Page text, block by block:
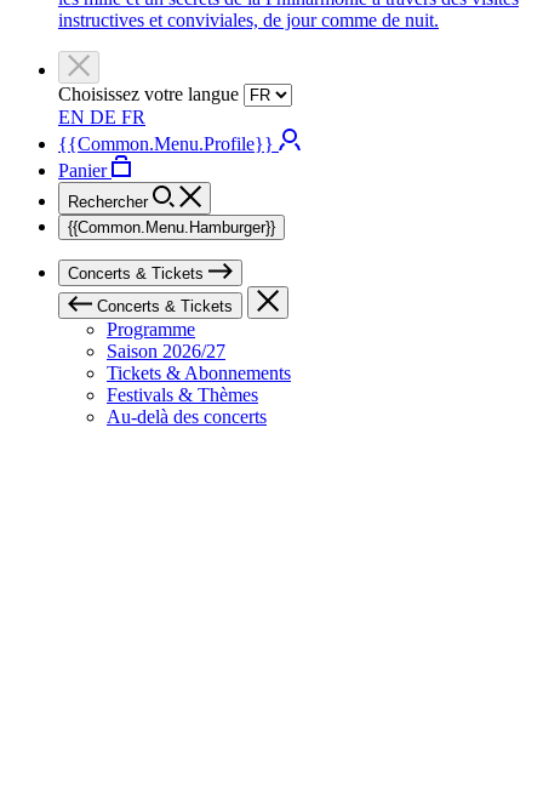
instructives et conviviales, de jour comme de nuit.
Choisissez votre langue
EN DE FR
{{Common.Menu.Profile}}
Panier
Rechercher
{{Common.Menu.Hamburger}}
Concerts & Tickets
Concerts & Tickets
Programme
Saison 2026/27
Tickets & Abonnements
Festivals & Thèmes
Au-delà des concerts